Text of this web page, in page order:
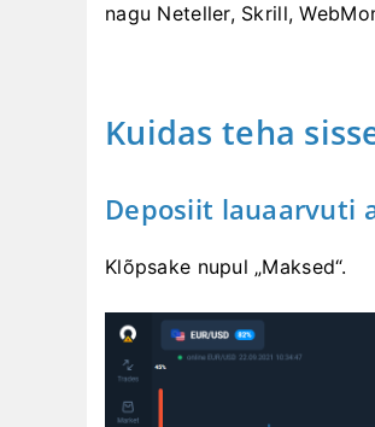
nagu Neteller, Skrill,
Kuidas teha
Deposiit lauaarvuti
Klõpsake nupul „Maksed“.